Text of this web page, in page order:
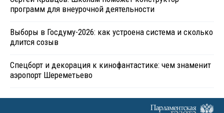
программ для внеурочной деятельности
Выборы в Госдуму-2026: как устроена система и сколько
длится созыв
Спецборт и декорация к кинофантастике: чем знаменит
аэропорт Шереметьево